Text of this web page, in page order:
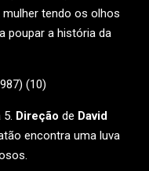
tendo os olhos
poupar a história da
5. Direção de David
encontra uma luva